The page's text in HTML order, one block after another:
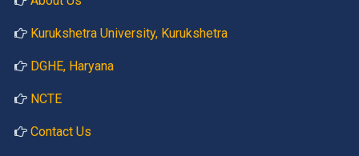
Kurukshetra University, Kurukshetra
DGHE, Haryana
NCTE
Contact Us